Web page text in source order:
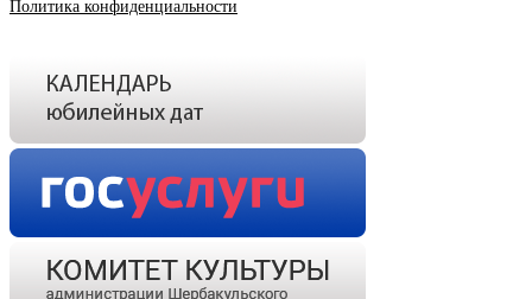
Политика конфиденциальности